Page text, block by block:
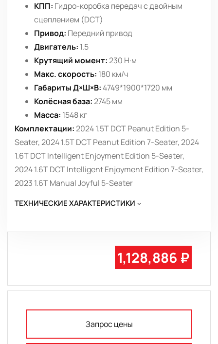
КПП: Гидро-коробка передач с двойным
сцеплением (DCT)
Привод: Передний привод
Двигатель: 1.5
Крутящий момент:230 Н·м
Макс. скорость: 180 км/ч
Габариты Д×Ш×В: 4749*1900*1720 мм
Колёсная база:2745 мм
Масса: 1548 кг
Комплектации:2024 1.5T DCT Peanut Edition 5-
Seater, 2024 1.5T DCT Peanut Edition 7-Seater, 2024
1.6T DCT Intelligent Enjoyment Edition 5-Seater,
2024 1.6T DCT Intelligent Enjoyment Edition 7-Seater,
2023 1.6T Manual Joyful 5-Seater
ТЕХНИЧЕСКИЕ ХАРАКТЕРИСТИКИ
1,128,886 ₽
Запрос цены